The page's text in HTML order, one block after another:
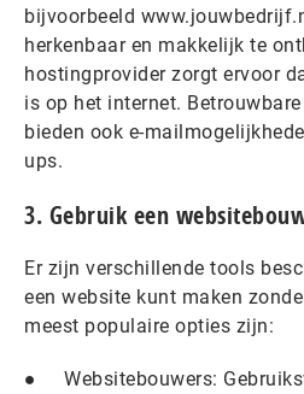
bijvoorbeeld
herkenbaar en makkelijk te
hostingprovider zorgt ervoor
is op het internet.
bieden ook e-
ups.
3. Gebruik een
Er zijn verschillende tools
een website kunt maken
meest populaire opties zijn:
● Websitebouwers: